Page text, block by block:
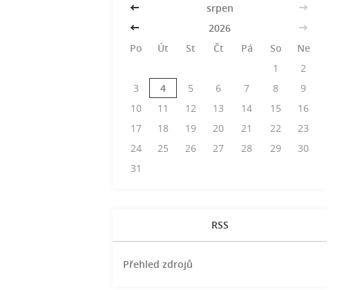
<< srpen
>>
<<
2026
>>
Po
Út St Čt Pá So
Ne
1
2
3
4 5 6 7 8
9
10
11 12 13 14 15
16
17
18 19 20 21 22
23
24
25 26 27 28 29
30
31
RSS
Přehled zdrojů